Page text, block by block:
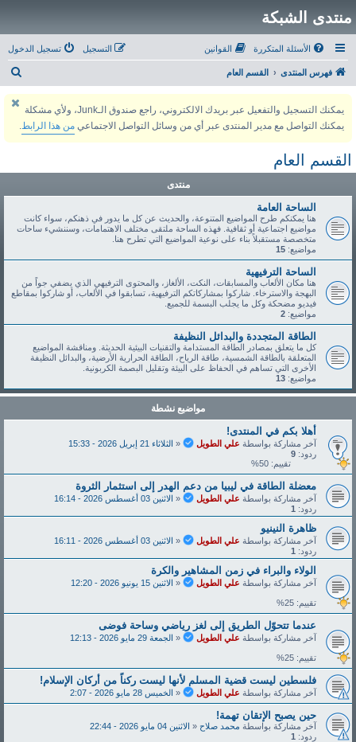
منتدى الشبكة
الأسئلة المتكررة القوانين تسجيل الدخول التسجيل
فهرس المنتدى القسم العام
يمكنك التسجيل والتفعيل عبر بريدك الالكتروني، راجع صندوق الـJunk، ولأي مشكلة
يمكنك التواصل مع مدير المنتدى عبر أي من وسائل التواصل الاجتماعي من هذا الرابط.
القسم العام
منتدى
الساحة العامة
هنا يمكنكم طرح المواضيع المتنوعة، والحديث عن كل ما يدور في ذهنكم، سواء كانت
مواضيع اجتماعية أو ثقافية. فهذه الساحة ملتقى مختلف الاهتمامات، وسننشيء ساحات
متخصصة مستقبلاً بناء على نوعية المواضيع التي تطرح هنا.
مواضيع: 15
الساحة الترفيهية
هنا مكان الألعاب والمسابقات، النكت، الألغاز، والمحتوى الترفيهي الذي يضفي جواً من
البهجة والاسترخاء. شاركوا بمشاركاتكم الترفيهية، تسابقوا في الألعاب، أو شاركوا بمقاطع
فيديو مضحكة وكل ما يجلب البسمة للجميع.
مواضيع: 2
الطاقة المتجددة والبدائل النظيفة
كل ما يتعلق بمصادر الطاقة المستدامة والتقنيات البيئية الحديثة. ومناقشة المواضيع
المتعلقة بالطاقة الشمسية، طاقة الرياح، الطاقة الحرارية الأرضية، والبدائل النظيفة
الأخرى التي تساهم في الحفاظ على البيئة وتقليل البصمة الكربونية.
مواضيع: 13
مواضيع نشطة
أهلا بكم في المنتدى!
آخر مشاركة بواسطة علي الطويل « الثلاثاء 21 إبريل 2026 - 15:33
ردود: 9
تقييم: 50%
معضلة الطاقة في ليبيا من دعم الهدر إلى استثمار الثروة
آخر مشاركة بواسطة علي الطويل « الاثنين 03 أغسطس 2026 - 16:14
ردود: 1
ظاهرة النينيو
آخر مشاركة بواسطة علي الطويل « الاثنين 03 أغسطس 2026 - 16:11
ردود: 1
الولاء والبراء في زمن المشاهير والكرة
آخر مشاركة بواسطة علي الطويل « الاثنين 15 يونيو 2026 - 12:20
تقييم: 25%
عندما تتحوّل الطريق إلى لغز رياضي وساحة فوضى
آخر مشاركة بواسطة علي الطويل « الجمعة 29 مايو 2026 - 12:13
تقييم: 25%
فلسطين ليست قضية المسلم لأنها ليست ركناً من أركان الإسلام!
آخر مشاركة بواسطة علي الطويل « الخميس 28 مايو 2026 - 2:07
حين يصبح الإتقان تهمة!
آخر مشاركة بواسطة محمد صلاح « الاثنين 04 مايو 2026 - 22:44
ردود: 1